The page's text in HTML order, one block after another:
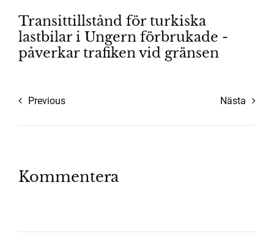
Transittillstånd för turkiska
lastbilar i Ungern förbrukade -
påverkar trafiken vid gränsen
Previous Nästa
Kommentera